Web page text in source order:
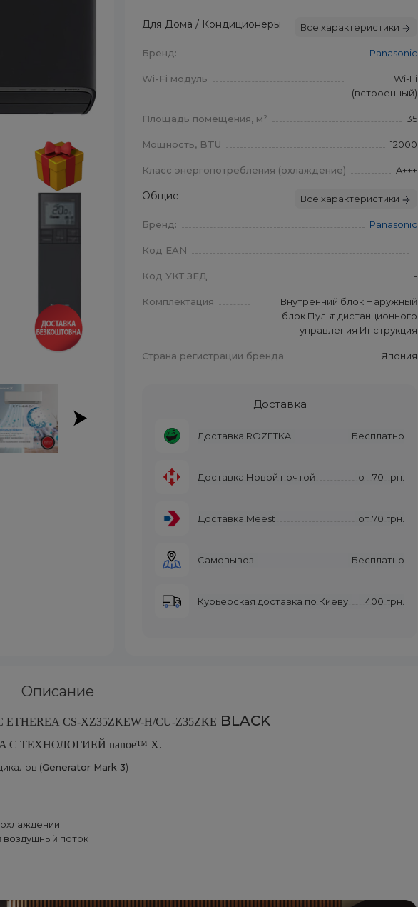
Для Дома / Кондиционеры Все характеристики
Бренд: Panasonic
Wi-Fi модуль
Wi-Fi
(встроенный)
Площадь помещения, м² 35
Мощность, BTU 12000
Класс энергопотребления (охлаждение) A+++
Общие Все характеристики
Бренд: Panasonic
Код EAN -
Код УКТ ЗЕД -
Комплектация
Внутренний блок Наружный
блок Пульт дистанционного
управления Инструкция
Страна регистрации бренда Япония
Доставка
Доставка ROZETKA Бесплатно
Доставка Новой почтой от 70 грн.
Доставка Meest от 70 грн.
Самовывоз Бесплатно
Курьерская доставка по Киеву 400 грн.
Описание
ETHEREACS-XZ35ZKEW-H/CU-Z35ZKE BLACK
С ТЕХНОЛОГИЕЙnanoe™ X.
(Generator Mark 3)
воздушный поток